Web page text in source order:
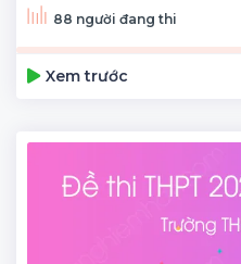
88 người đang thi
Xem trước